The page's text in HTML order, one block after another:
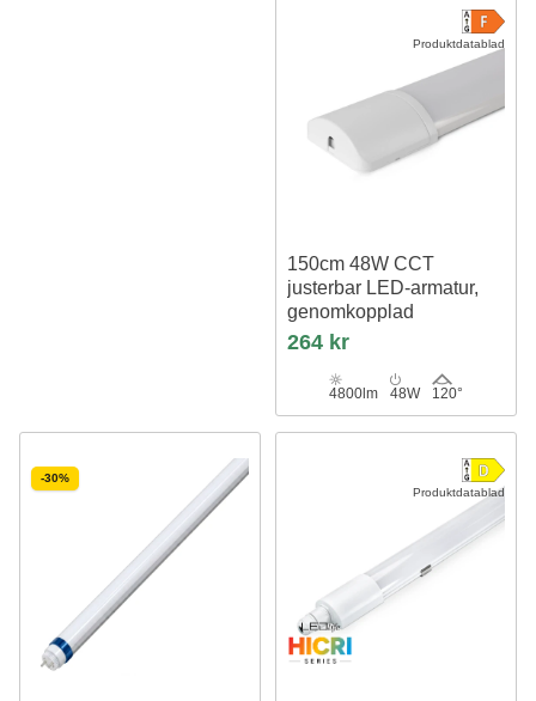
Produktdatablad
150cm 48W CCT
justerbar LED-armatur,
genomkopplad
kan seriekopplas
264 kr
4800lm 48W 120°
-30%
Produktdatablad